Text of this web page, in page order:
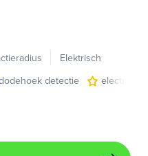
Elektrisch
detectie
electronic